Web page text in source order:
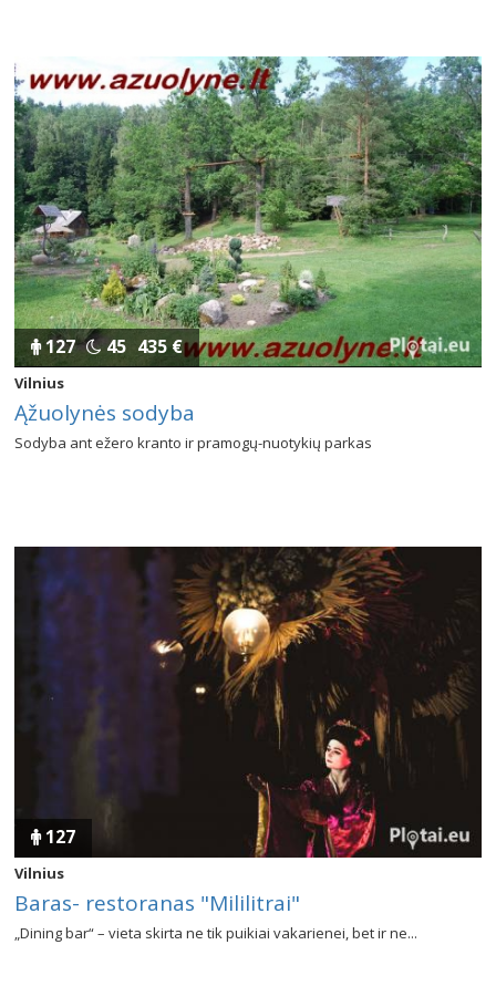
127 45 435 €
Vilnius
Ąžuolynės sodyba
Sodyba ant ežero kranto ir pramogų-nuotykių parkas
127
Vilnius
Baras- restoranas "Mililitrai"
„Dining bar“ – vieta skirta ne tik puikiai vakarienei, bet ir ne...